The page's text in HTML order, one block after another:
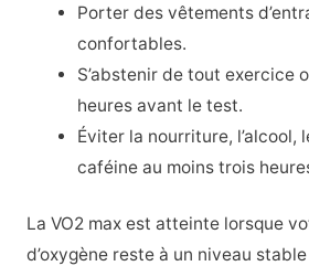
Porter des vêtements
confortables.
S’abstenir de tout exercice
heures avant le test.
Éviter la nourriture, l’alcool,
caféine au moins trois
La VO2 max est atteinte lorsque
d’oxygène reste à un niveau